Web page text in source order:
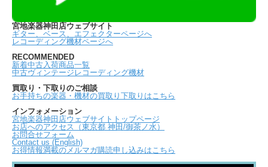
宮地楽器神田店ウェブサイト
ギター、ベース、エフェクターページへ
レコーディング機材ページへ
RECOMMENDED
新着中古入荷商品一覧
中古ヴィンテージレコーディング機材
買取り・下取りのご相談
お手持ちの楽器・機材の買取り下取りはこちら
インフォメーション
宮地楽器神田店ウェブサイトトップページ
お店へのアクセス（東京都 神田/御茶ノ水）
お問合せフォーム
Contact us (English)
お得情報満載のメルマガ購読申し込みはこちら